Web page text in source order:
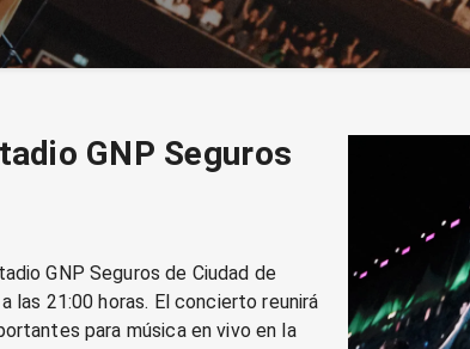
GNP Seguros
GNP Seguros de Ciudad de
las 21:00 horas. El concierto reunirá
para música en vivo en la